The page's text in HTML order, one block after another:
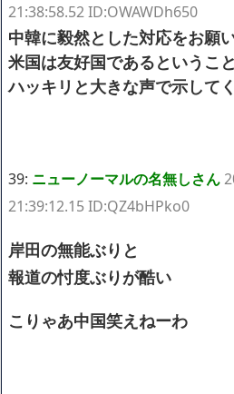
21:38:58.52 ID:OWAWDh650
中韓に毅然とした対応をお願
米国は友好国であるということ
ハッキリと大きな声で示してく
39: ニューノーマルの名無しさん
21:39:12.15 ID:QZ4bHPko0
岸田の無能ぶりと
報道の忖度ぶりが酷い
こりゃあ中国笑えねーわ